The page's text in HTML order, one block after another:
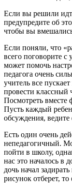
Если вы решили
предупредите об
чтобы вы
Если поняли, что
всего поговорите с
может помочь
педагога очень
учитель все
провести классный
Посмотреть вместе
Пусть каждый
обсуждения,
Есть один очень
непедагогичный.
пойти в школу,
нас это началось в
дочь начал
рисунок отберет,